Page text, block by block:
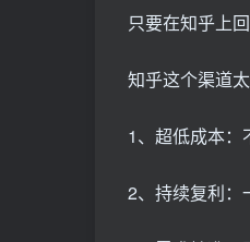
只要在知乎上
知乎这个渠道
1、超低成本：
2、持续复利：